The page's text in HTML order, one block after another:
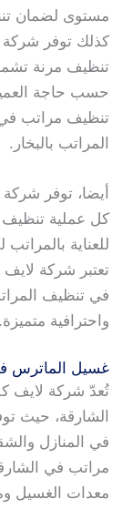
مستوى لضمان
كذلك توفر
تنظيف مرنة
حسب حاجة
تنظيف مراتب في
المراتب بالبخار.
أيضا، توفر
كل عملية تنظيف
للعناية
تعتبر شركة
في تنظيف
واحترافية متميزة.
غسيل الماترس
تُعدّ شركة لايف
الشارقة، حيث
في المنازل
مراتب في
معدات الغسيل